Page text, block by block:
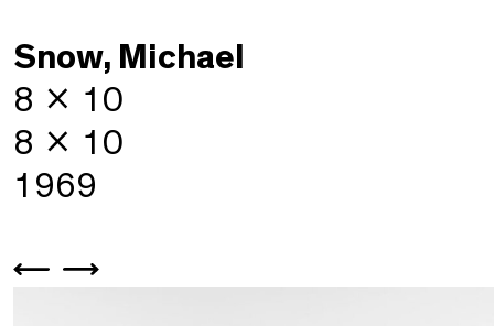
Snow, Michael
8 x 10
8 x 10
1969